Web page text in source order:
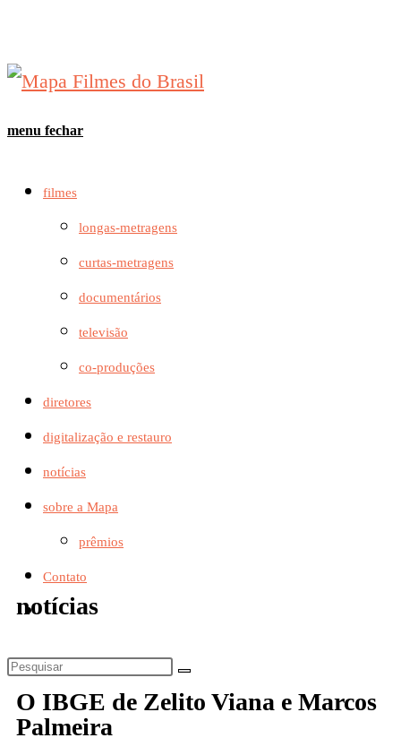
menu fechar
filmes
longas-metragens
curtas-metragens
documentários
televisão
co-produções
diretores
digitalização e restauro
notícias
sobre a Mapa
prêmios
Contato
notícias
O IBGE de Zelito Viana e Marcos
Palmeira